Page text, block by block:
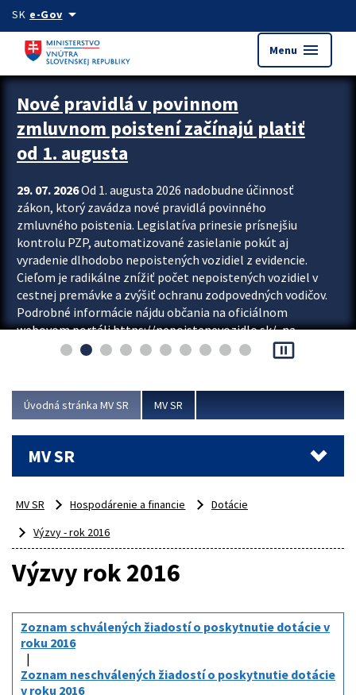
Preskocit na hlavný obsah
SK e-Govarrow_drop_down
Menu menu
Zastavit automatický posun upútavok
Nové pravidlá v povinnom
zmluvnom poistení začínajú platiť
od 1. augusta
29. 07. 2026Od 1. augusta 2026 nadobudne účinnosť
zákon, ktorý zavádza nové pravidlá povinného
zmluvného poistenia. Legislatíva prinesie prísnejšiu
kontrolu PZP, automatizované zasielanie pokút aj
vyradenie dlhodobo nepoistených vozidiel z evidencie.
Cieľom je radikálne znížiť počet nepoistených vozidiel v
cestnej premávke a zvýšiť ochranu zodpovedných vodičov.
Podrobné informácie nájdu občania na oficiálnom
webovom portáli https://nepoistenevozidlo.sk/, na
ktorom od augusta pribudne aj možnosť overiť si...
pause_presentation
Úvodná stránka MV SR MV SR
MV SR
MV SR Hospodárenie a financie
Dotácie
Výzvy - rok 2016
Výzvy rok 2016
Zoznam schválených žiadostí o poskytnutie dotácie v
roku 2016
Zoznam neschválených žiadostí o poskytnutie dotácie
v roku 2016